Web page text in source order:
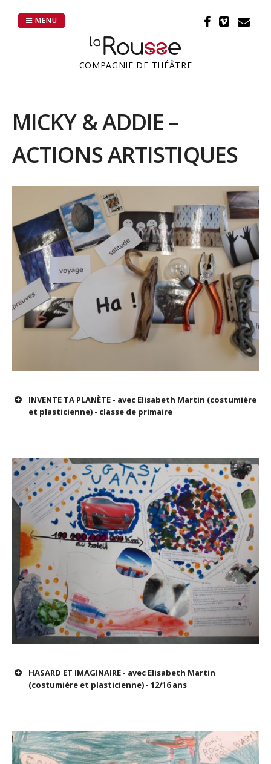
COMPAGNIE DE THÉÂTRE
MENU
MICKY & ADDIE –
ACTIONS ARTISTIQUES
INVENTE TA PLANÈTE - avec Elisabeth Martin (costumière
et plasticienne) - classe de primaire
HASARD ET IMAGINAIRE - avec Elisabeth Martin
(costumière et plasticienne) - 12/16 ans
X 4 séances de 2h